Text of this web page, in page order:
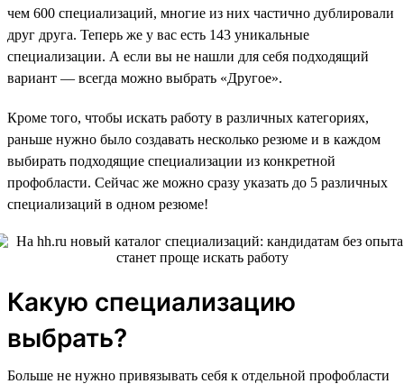
чем 600 специализаций, многие из них частично дублировали
друг друга. Теперь же у вас есть 143 уникальные
специализации. А если вы не нашли для себя подходящий
вариант — всегда можно выбрать «Другое».
Кроме того, чтобы искать работу в различных категориях,
раньше нужно было создавать несколько резюме и в каждом
выбирать подходящие специализации из конкретной
профобласти. Сейчас же можно сразу указать до 5 различных
специализаций в одном резюме!
Какую специализацию
выбрать?
Больше не нужно привязывать себя к отдельной профобласти